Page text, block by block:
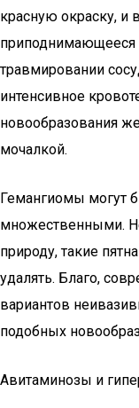
красную окраску, и
приподнимающееся
травмировании
интенсивное
новообразования
мочалкой.
Гемангиомы могут
множественными.
природу, такие
удалять. Благо,
вариантов
подобных
Авитаминозы и